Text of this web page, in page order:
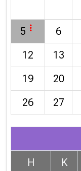
5
6
12
13
19
20
26
27
H
K